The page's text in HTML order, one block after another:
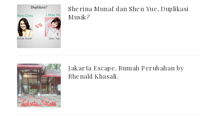
Sherina Munaf dan Shen Yue, Duplikasi
Musik?
Jakarta Escape, Rumah Perubahan by
Rhenald Khasali.